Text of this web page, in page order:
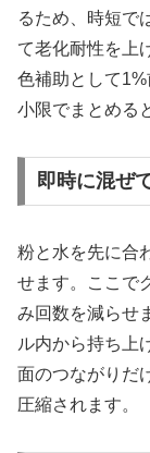
るため、時短で
て老化耐性を上
色補助として
小限でまとめる
即時に混ぜ
粉と水を先に合
せます。ここで
み回数を減らせ
ル内から持ち上
面のつながりだ
圧縮されます。